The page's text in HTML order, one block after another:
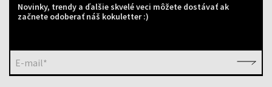
Novinky, trendy a ďalšie skvelé veci môžete dostávať ak
začnete odoberať náš kokuletter :)
E-mail*